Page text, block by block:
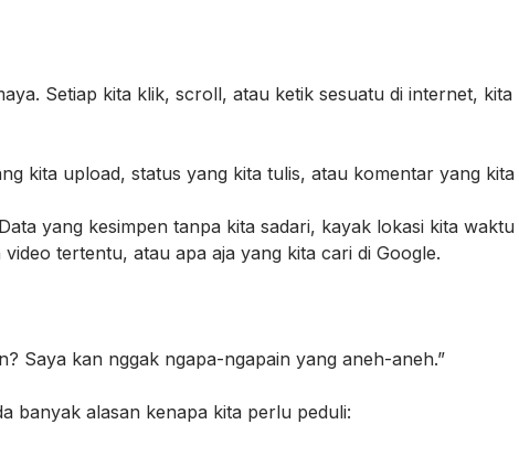
Setiap kita klik, scroll, atau ketik sesuatu di internet, kita
kita upload, status yang kita tulis, atau komentar yang kita
yang kesimpen tanpa kita sadari, kayak lokasi kita waktu
tertentu, atau apa aja yang kita cari di Google.
Saya kan nggak ngapa-ngapain yang aneh-aneh.”
banyak alasan kenapa kita perlu peduli: